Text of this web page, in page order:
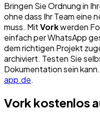
Bringen Sie Ordnung in
ohne dass Ihr Team eine
muss. MitVorkwerden
einfach per WhatsApp
dem richtigen Projekt
archiviert. Testen Sie
Dokumentation sein kann.
app.de.
Vork kostenlos